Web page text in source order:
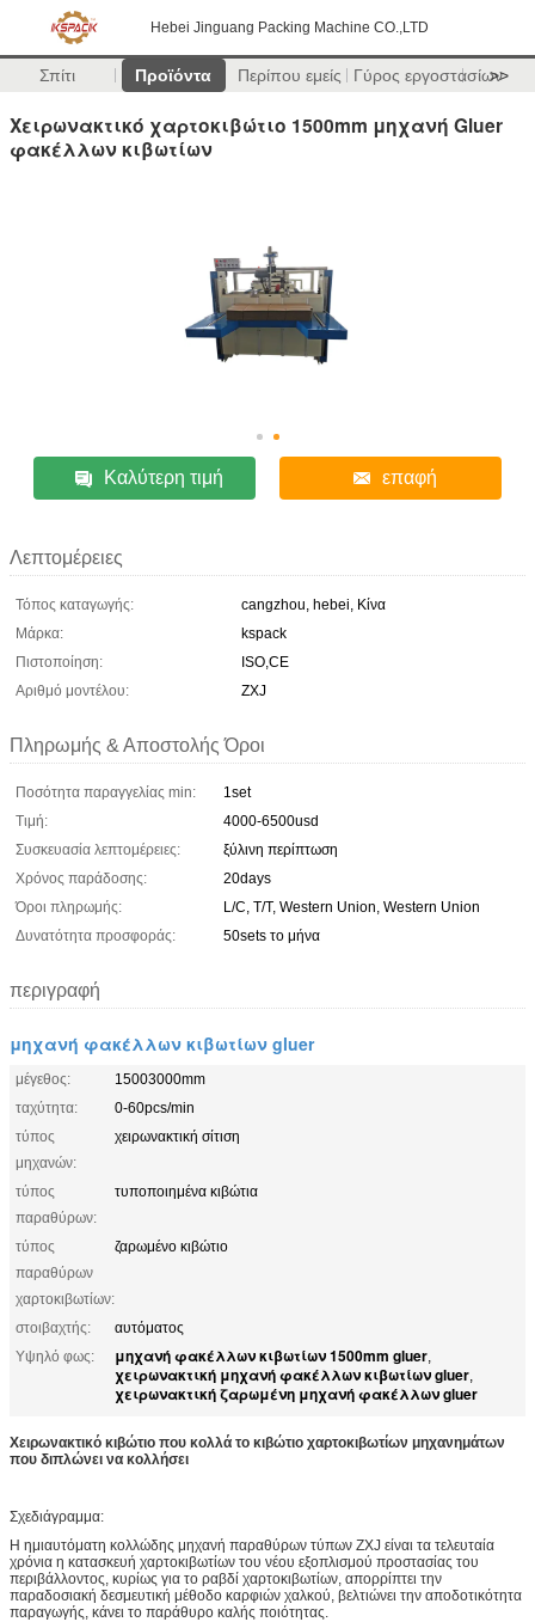
Hebei Jinguang Packing Machine CO.,LTD
Σπίτι Προϊόντα Περίπου εμείς Γύρος εργοστασίων
>>
Χειρωνακτικό χαρτοκιβώτιο 1500mm μηχανή Gluer
φακέλλων κιβωτίων
Καλύτερη τιμή επαφή
Λεπτομέρειες
Τόπος καταγωγής:
cangzhou, hebei, Κίνα
Μάρκα:
kspack
Πιστοποίηση:
ISO,CE
Αριθμό μοντέλου:
ZXJ
Πληρωμής & Αποστολής Όροι
Ποσότητα παραγγελίας min:
1set
Τιμή:
4000-6500usd
Συσκευασία λεπτομέρειες:
ξύλινη περίπτωση
Χρόνος παράδοσης:
20days
Όροι πληρωμής:
L/C, T/T, Western Union, Western Union
Δυνατότητα προσφοράς:
50sets το μήνα
περιγραφή
μηχανή φακέλλων κιβωτίων gluer
μέγεθος:
15003000mm
ταχύτητα:
0-60pcs/min
τύπος
μηχανών:
χειρωνακτική σίτιση
τύπος
παραθύρων:
τυποποιημένα κιβώτια
τύπος
παραθύρων
χαρτοκιβωτίων:
ζαρωμένο κιβώτιο
στοιβαχτής:
αυτόματος
Υψηλό φως:
μηχανή φακέλλων κιβωτίων 1500mm gluer,
χειρωνακτική μηχανή φακέλλων κιβωτίων gluer,
χειρωνακτική ζαρωμένη μηχανή φακέλλων gluer
Χειρωνακτικό κιβώτιο που κολλά το κιβώτιο χαρτοκιβωτίων μηχανημάτων
που διπλώνει να κολλήσει
Σχεδιάγραμμα:
Η ημιαυτόματη κολλώδης μηχανή παραθύρων τύπων ZXJ είναι τα τελευταία
χρόνια η κατασκευή χαρτοκιβωτίων του νέου εξοπλισμού προστασίας του
περιβάλλοντος, κυρίως για το ραβδί χαρτοκιβωτίων, απορρίπτει την
παραδοσιακή δεσμευτική μέθοδο καρφιών χαλκού, βελτιώνει την αποδοτικότητα
παραγωγής, κάνει το παράθυρο καλής ποιότητας.